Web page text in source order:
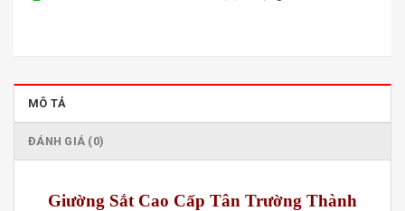
MÔ TẢ
ĐÁNH GIÁ (0)
Giường Sắt Cao Cấp Tân Trường Thành